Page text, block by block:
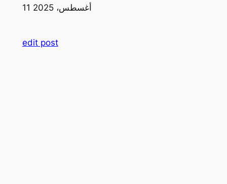
11 أغسطس، 2025
edit post